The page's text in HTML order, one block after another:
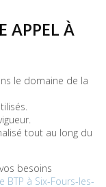
APPEL À
le domaine de la
tout au long du
besoins
BTP à Six-Fours-les-